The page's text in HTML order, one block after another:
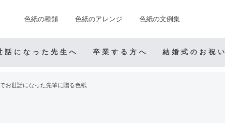
色紙の種類 色紙のアレンジ 色紙の文例集
お世話になった先輩に贈る色紙
話になった先生へ 卒業する方へ 結婚式のお祝い